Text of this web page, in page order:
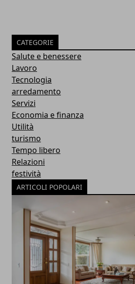
CATEGORIE
Salute e benessere
Lavoro
Tecnologia
arredamento
Servizi
Economia e finanza
Utilità
turismo
Tempo libero
Relazioni
festività
ARTICOLI POPOLARI